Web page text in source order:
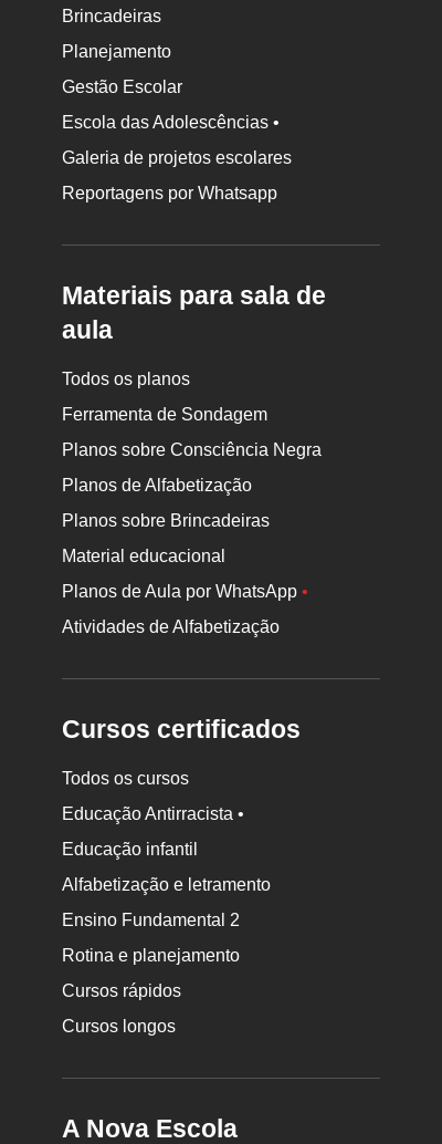
Brincadeiras
Planejamento
Gestão Escolar
Escola das Adolescências •
Galeria de projetos escolares
Reportagens por Whatsapp
Materiais para sala de
aula
Todos os planos
Ferramenta de Sondagem
Planos sobre Consciência Negra
Planos de Alfabetização
Planos sobre Brincadeiras
Material educacional
Planos de Aula por WhatsApp •
Atividades de Alfabetização
Cursos certificados
Todos os cursos
Educação Antirracista •
Educação infantil
Alfabetização e letramento
Ensino Fundamental 2
Rotina e planejamento
Cursos rápidos
Cursos longos
A Nova Escola